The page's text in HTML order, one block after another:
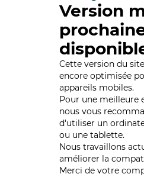
Version
Cette version du
encore optimisée
appareils mobiles.
Pour une meilleure
nous vous
d'utiliser un
ou une tablette.
Nous travaillons
améliorer la
Merci de votre